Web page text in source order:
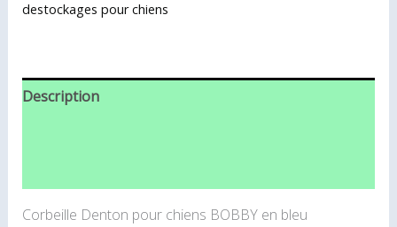
destockages pour chiens
Description
Corbeille Denton pour chiens BOBBY en bleu